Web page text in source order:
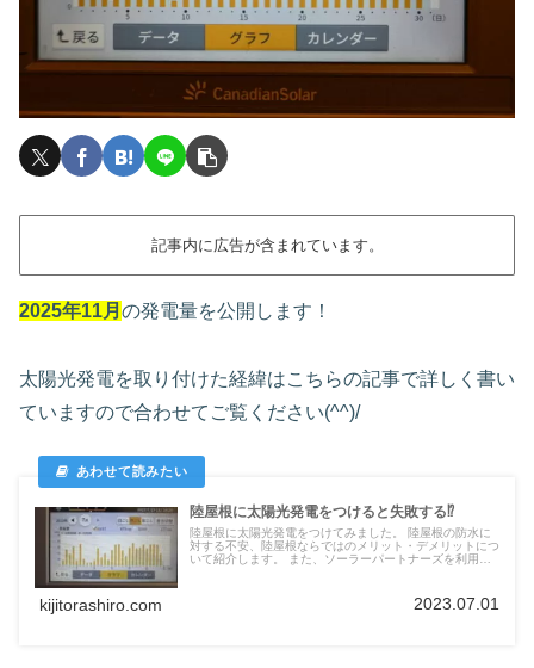
記事内に広告が含まれています。
2025年11月 の発電量を公開します！
太陽光発電を取り付けた経緯はこちらの記事で詳しく書い
ていますので合わせてご覧ください(^^)/
陸屋根に太陽光発電をつけると失敗する⁉
陸屋根に太陽光発電をつけてみました。 陸屋根の防水に
対する不安、陸屋根ならではのメリット・デメリットにつ
いて紹介します。 また、ソーラーパートナーズを利用し
kijitorashiro.com 2023.07.01